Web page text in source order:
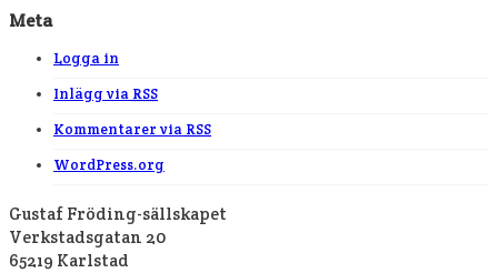
Meta
Logga in
Inlägg via RSS
Kommentarer via RSS
WordPress.org
Gustaf Fröding-sällskapet
Verkstadsgatan 20
65219 Karlstad